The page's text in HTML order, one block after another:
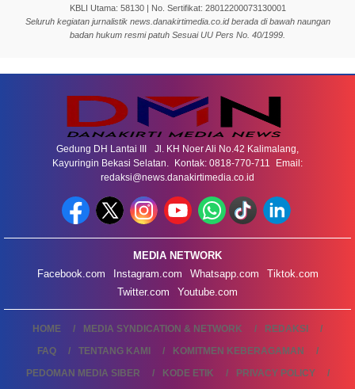
KBLI Utama: 58130 | No. Sertifikat: 28012200073130001
Seluruh kegiatan jurnalistik news.danakirtimedia.co.id berada di bawah naungan
badan hukum resmi patuh Sesuai UU Pers No. 40/1999.
Gedung DH Lantai III Jl. KH Noer Ali No.42 Kalimalang,
Kayuringin Bekasi Selatan. Kontak: 0818-770-711 Email:
redaksi@news.danakirtimedia.co.id
MEDIA NETWORK
Facebook.com
Instagram.com Whatsapp.com
Tiktok.com
Twitter.com
Youtube.com
HOME MEDIA SYNDICATION & NETWORK
REDAKSI
FAQ
TENTANG KAMI
KOMITMEN KEBERAGAMAN
PEDOMAN MEDIA SIBER
KODE ETIK PRIVACY POLICY